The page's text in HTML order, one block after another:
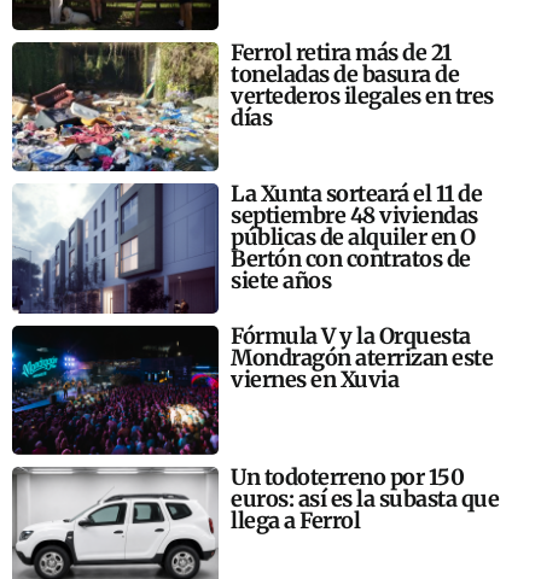
Ferrol retira más de 21
toneladas de basura de
vertederos ilegales en tres
días
La Xunta sorteará el 11 de
septiembre 48 viviendas
públicas de alquiler en O
Bertón con contratos de
siete años
Fórmula V y la Orquesta
Mondragón aterrizan este
viernes en Xuvia
Un todoterreno por 150
euros: así es la subasta que
llega a Ferrol